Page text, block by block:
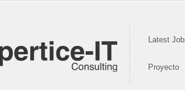
Latest
Proyecto